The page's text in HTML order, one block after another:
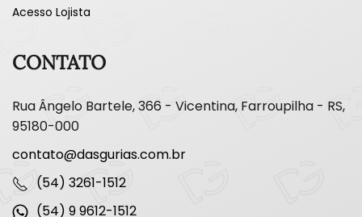
Acesso Lojista
CONTATO
Rua Ângelo Bartele, 366 - Vicentina, Farroupilha - RS,
95180-000
contato@dasgurias.com.br
(54) 3261-1512
(54) 9 9612-1512